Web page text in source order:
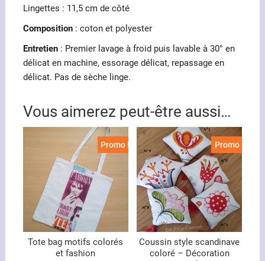
Lingettes : 11,5 cm de côté
Composition: coton et polyester
Entretien: Premier lavage à froid puis lavable à 30° en
délicat en machine, essorage délicat, repassage en
délicat. Pas de sèche linge.
Vous aimerez peut-être aussi…
Promo !
Tote bag motifs colorés
et fashion
Promo !
Coussin style scandinave
coloré – Décoration